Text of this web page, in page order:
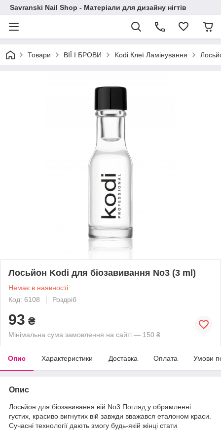
Savranski Nail Shop - Матеріали для дизайну нігтів
Товари ВІЇ І БРОВИ Kodi Клеї Ламінування
Лосьйон Kodi для біозавивання No3 (3 ml)
Немає в наявності
Код: 6108
Роздріб
93 ₴
Мінімальна сума замовлення на сайті — 150 ₴
Опис Характеристики Доставка Оплата Умови
Опис
Лосьйон для біозавивання вій No3 Погляд у обрамленні
густих, красиво вигнутих вій завжди вважався еталоном краси.
Сучасні технології дають змогу будь-якій жінці стати